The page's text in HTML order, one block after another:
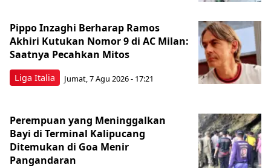
Liga Italia
Pippo Inzaghi Berharap Ramos
Akhiri Kutukan Nomor 9 di AC Milan:
Saatnya Pecahkan Mitos
Jumat, 7 Agu 2026 - 17:21
Perempuan yang Meninggalkan
Bayi di Terminal Kalipucang
Ditemukan di Goa Menir
Pangandaran